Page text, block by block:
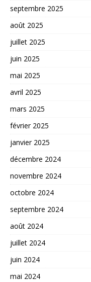
septembre 2025
août 2025
juillet 2025
juin 2025
mai 2025
avril 2025
mars 2025
février 2025
janvier 2025
décembre 2024
novembre 2024
octobre 2024
septembre 2024
août 2024
juillet 2024
juin 2024
mai 2024